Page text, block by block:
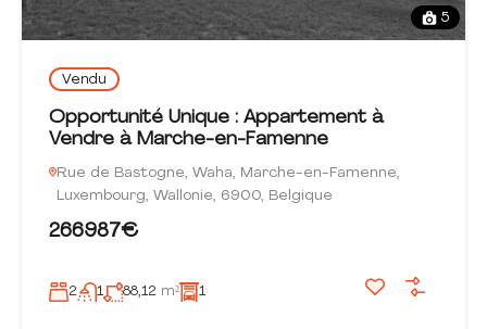
5
Vendu
Opportunité Unique : Appartement à
Vendre à Marche-en-Famenne
Rue de Bastogne, Waha, Marche-en-Famenne,
Luxembourg, Wallonie, 6900, Belgique
266987€
2 1 88,12 m² 1